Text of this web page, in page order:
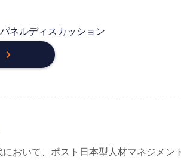
ネルディスカッション
において、ポスト日本型人材マネジメン